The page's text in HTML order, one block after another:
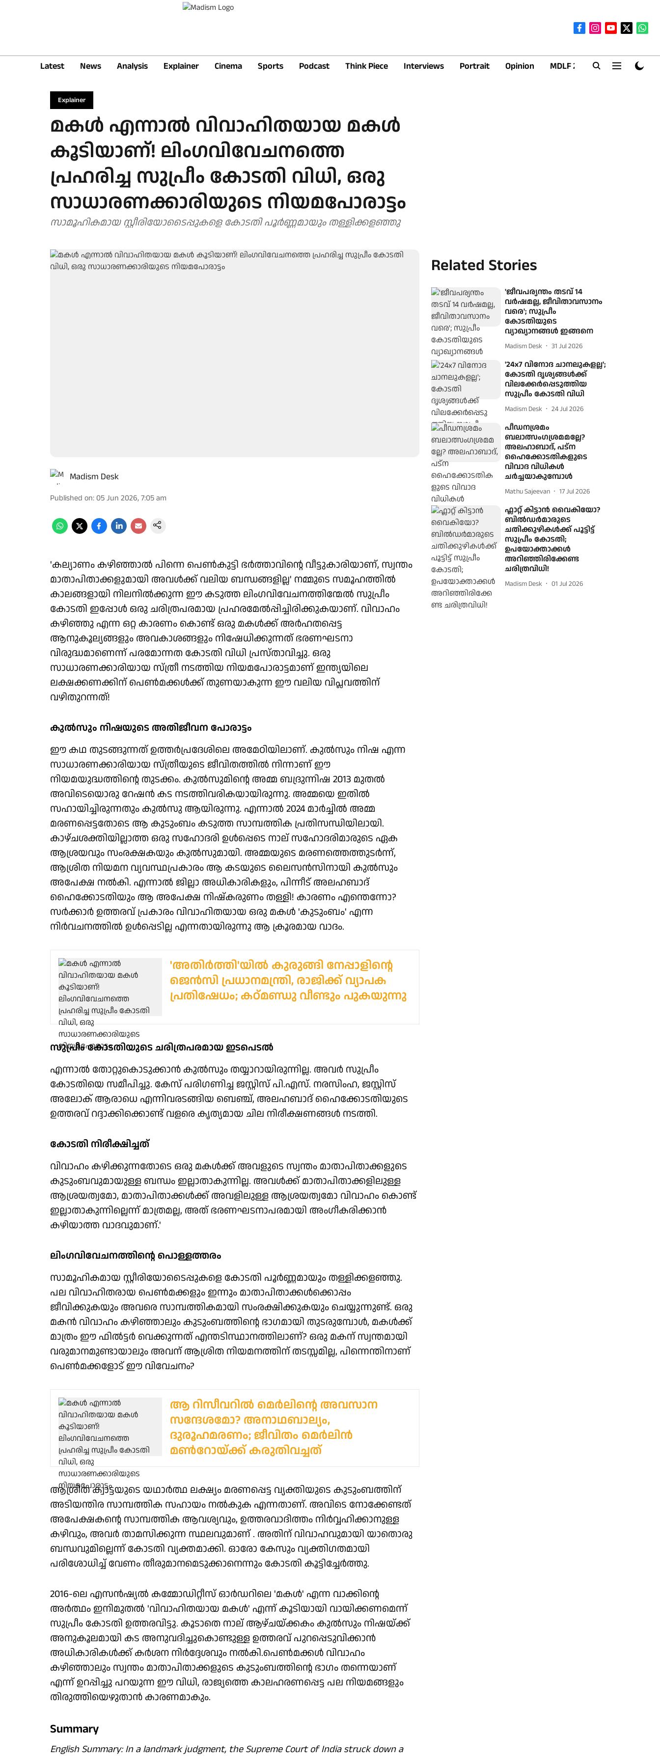
Latest News Analysis Explainer Cinema Sports Podcast Think Piece Interviews Portrait Opinion MDLF 2026
Explainer
മകള്‍ എന്നാല്‍ വിവാഹിതയായ മകള്‍
കൂടിയാണ്! ലിംഗവിവേചനത്തെ
പ്രഹരിച്ച സുപ്രീം കോടതി വിധി, ഒരു
സാധാരണക്കാരിയുടെ നിയമപോരാട്ടം
സാമൂഹികമായ സ്റ്റീരിയോടൈപ്പുകളെ കോടതി പൂര്‍ണ്ണമായും തള്ളിക്കളഞ്ഞു
Madism Desk
Published on: 05 Jun 2026, 7:05 am
'കല്യാണം കഴിഞ്ഞാല്‍ പിന്നെ പെണ്‍കുട്ടി ഭര്‍ത്താവിന്റെ വീട്ടുകാരിയാണ്, സ്വന്തം
മാതാപിതാക്കളുമായി അവള്‍ക്ക് വലിയ ബന്ധങ്ങളില്ല' നമ്മുടെ സമൂഹത്തില്‍
കാലങ്ങളായി നിലനില്‍ക്കുന്ന ഈ കടുത്ത ലിംഗവിവേചനത്തിന്മേല്‍ സുപ്രീം
കോടതി ഇപ്പോള്‍ ഒരു ചരിത്രപരമായ പ്രഹരമേല്‍പ്പിച്ചിരിക്കുകയാണ്. വിവാഹം
കഴിഞ്ഞു എന്ന ഒറ്റ കാരണം കൊണ്ട് ഒരു മകള്‍ക്ക് അര്‍ഹതപ്പെട്ട
ആനുകൂല്യങ്ങളും അവകാശങ്ങളും നിഷേധിക്കുന്നത് ഭരണഘടനാ
വിരുദ്ധമാണെന്ന് പരമോന്നത കോടതി വിധി പ്രസ്താവിച്ചു. ഒരു
സാധാരണക്കാരിയായ സ്ത്രീ നടത്തിയ നിയമപോരാട്ടമാണ് ഇന്ത്യയിലെ
ലക്ഷക്കണക്കിന് പെണ്‍മക്കള്‍ക്ക് തുണയാകുന്ന ഈ വലിയ വിപ്ലവത്തിന്
വഴിതുറന്നത്!
കുല്‍സും നിഷയുടെ അതിജീവന പോരാട്ടം
ഈ കഥ തുടങ്ങുന്നത് ഉത്തര്‍പ്രദേശിലെ അമേഠിയിലാണ്. കുല്‍സും നിഷ എന്ന
സാധാരണക്കാരിയായ സ്ത്രീയുടെ ജീവിതത്തില്‍ നിന്നാണ് ഈ
നിയമയുദ്ധത്തിന്റെ തുടക്കം. കുല്‍സുമിന്റെ അമ്മ ബദ്രുന്നിഷ 2013 മുതല്‍
അവിടെയൊരു റേഷന്‍ കട നടത്തിവരികയായിരുന്നു. അമ്മയെ ഇതില്‍
സഹായിച്ചിരുന്നതും കുല്‍സു ആയിരുന്നു. എന്നാല്‍ 2024 മാര്‍ച്ചില്‍ അമ്മ
മരണപ്പെട്ടതോടെ ആ കുടുംബം കടുത്ത സാമ്പത്തിക പ്രതിസന്ധിയിലായി.
കാഴ്ചശക്തിയില്ലാത്ത ഒരു സഹോദരി ഉള്‍പ്പെടെ നാല് സഹോദരിമാരുടെ ഏക
ആശ്രയവും സംരക്ഷകയും കുല്‍സുമായി. അമ്മയുടെ മരണത്തെത്തുടര്‍ന്ന്,
ആശ്രിത നിയമന വ്യവസ്ഥപ്രകാരം ആ കടയുടെ ലൈസന്‍സിനായി കുല്‍സും
അപേക്ഷ നല്‍കി. എന്നാല്‍ ജില്ലാ അധികാരികളും, പിന്നീട് അലഹബാദ്
ഹൈക്കോടതിയും ആ അപേക്ഷ നിഷ്‌കരുണം തള്ളി! കാരണം എന്തെന്നോ?
സര്‍ക്കാര്‍ ഉത്തരവ് പ്രകാരം വിവാഹിതയായ ഒരു മകള്‍ 'കുടുംബം' എന്ന
നിര്‍വചനത്തില്‍ ഉള്‍പ്പെടില്ല എന്നതായിരുന്നു ആ ക്രൂരമായ വാദം.
'അതിർത്തി'യിൽ കുരുങ്ങി നേപ്പാളിന്റെ
ജെൻസി പ്രധാനമന്ത്രി, രാജിക്ക് വ്യാപക
പ്രതിഷേധം; കഠ്മണ്ഡു വീണ്ടും പുകയുന്നു
സുപ്രീം കോടതിയുടെ ചരിത്രപരമായ ഇടപെടല്‍
എന്നാല്‍ തോറ്റുകൊടുക്കാന്‍ കുല്‍സും തയ്യാറായിരുന്നില്ല. അവര്‍ സുപ്രീം
കോടതിയെ സമീപിച്ചു. കേസ് പരിഗണിച്ച ജസ്റ്റിസ് പി.എസ്. നരസിംഹ, ജസ്റ്റിസ്
അലോക് ആരാധെ എന്നിവരടങ്ങിയ ബെഞ്ച്, അലഹബാദ് ഹൈക്കോടതിയുടെ
ഉത്തരവ് റദ്ദാക്കിക്കൊണ്ട് വളരെ കൃത്യമായ ചില നിരീക്ഷണങ്ങള്‍ നടത്തി.
കോടതി നിരീക്ഷിച്ചത്
വിവാഹം കഴിക്കുന്നതോടെ ഒരു മകള്‍ക്ക് അവളുടെ സ്വന്തം മാതാപിതാക്കളുടെ
കുടുംബവുമായുള്ള ബന്ധം ഇല്ലാതാകുന്നില്ല. അവള്‍ക്ക് മാതാപിതാക്കളിലുള്ള
ആശ്രയത്വമോ, മാതാപിതാക്കള്‍ക്ക് അവളിലുള്ള ആശ്രയത്വമോ വിവാഹം കൊണ്ട്
ഇല്ലാതാകുന്നില്ലെന്ന് മാത്രമല്ല, അത് ഭരണഘടനാപരമായി അംഗീകരിക്കാന്‍
കഴിയാത്ത വാദവുമാണ്.'
ലിംഗവിവേചനത്തിന്റെ പൊള്ളത്തരം
സാമൂഹികമായ സ്റ്റീരിയോടൈപ്പുകളെ കോടതി പൂര്‍ണ്ണമായും തള്ളിക്കളഞ്ഞു.
പല വിവാഹിതരായ പെണ്‍മക്കളും ഇന്നും മാതാപിതാക്കള്‍ക്കൊപ്പം
ജീവിക്കുകയും അവരെ സാമ്പത്തികമായി സംരക്ഷിക്കുകയും ചെയ്യുന്നുണ്ട്. ഒരു
മകന്‍ വിവാഹം കഴിഞ്ഞാലും കുടുംബത്തിന്റെ ഭാഗമായി തുടരുമ്പോള്‍, മകള്‍ക്ക്
മാത്രം ഈ ഫില്‍ട്ടര്‍ വെക്കുന്നത് എന്തടിസ്ഥാനത്തിലാണ്? ഒരു മകന് സ്വന്തമായി
വരുമാനമുണ്ടായാലും അവന് ആശ്രിത നിയമനത്തിന് തടസ്സമില്ല, പിന്നെന്തിനാണ്
പെണ്‍മക്കളോട് ഈ വിവേചനം?
ആ റിസീവറിൽ മെർലിന്റെ അവസാന
സന്ദേശമോ? അനാഥബാല്യം,
ദുരൂഹമരണം; ജീവിതം മെർലിൻ
മൺറോയ്ക്ക് കരുതിവച്ചത്
ആശ്രിത ക്വാട്ടയുടെ യഥാര്‍ത്ഥ ലക്ഷ്യം മരണപ്പെട്ട വ്യക്തിയുടെ കുടുംബത്തിന്
അടിയന്തിര സാമ്പത്തിക സഹായം നല്‍കുക എന്നതാണ്. അവിടെ നോക്കേണ്ടത്
അപേക്ഷകന്റെ സാമ്പത്തിക ആവശ്യവും, ഉത്തരവാദിത്തം നിര്‍വ്വഹിക്കാനുള്ള
കഴിവും, അവര്‍ താമസിക്കുന്ന സ്ഥലവുമാണ് . അതിന് വിവാഹവുമായി യാതൊരു
ബന്ധവുമില്ലെന്ന് കോടതി വ്യക്തമാക്കി. ഓരോ കേസും വ്യക്തിഗതമായി
പരിശോധിച്ച് വേണം തീരുമാനമെടുക്കാനെന്നും കോടതി കൂട്ടിച്ചേര്‍ത്തു.
2016-ലെ എസന്‍ഷ്യല്‍ കമ്മോഡിറ്റീസ് ഓര്‍ഡറിലെ 'മകള്‍' എന്ന വാക്കിന്റെ
അര്‍ത്ഥം ഇനിമുതല്‍ 'വിവാഹിതയായ മകള്‍' എന്ന് കൂടിയായി വായിക്കണമെന്ന്
സുപ്രീം കോടതി ഉത്തരവിട്ടു. കൂടാതെ നാല് ആഴ്ചയ്ക്കകം കുല്‍സും നിഷയ്ക്ക്
അനുകൂലമായി കട അനുവദിച്ചുകൊണ്ടുള്ള ഉത്തരവ് പുറപ്പെടുവിക്കാന്‍
അധികാരികള്‍ക്ക് കര്‍ശന നിര്‍ദ്ദേശവും നല്‍കി.പെണ്‍മക്കള്‍ വിവാഹം
കഴിഞ്ഞാലും സ്വന്തം മാതാപിതാക്കളുടെ കുടുംബത്തിന്റെ ഭാഗം തന്നെയാണ്
എന്ന് ഉറപ്പിച്ചു പറയുന്ന ഈ വിധി, രാജ്യത്തെ കാലഹരണപ്പെട്ട പല നിയമങ്ങളും
തിരുത്തിയെഴുതാന്‍ കാരണമാകും.
Summary
English Summary: In a landmark judgment, the Supreme Court of India struck down a
Related Stories
'ജീവപര്യന്തം തടവ് 14
വർഷമല്ല, ജീവിതാവസാനം
വരെ'; സുപ്രീം
കോടതിയുടെ
വ്യാഖ്യാനങ്ങൾ ഇങ്ങനെ
Madism Desk 31 Jul 2026
'24x7 വിനോദ ചാനലുകളല്ല';
കോടതി ദൃശ്യങ്ങൾക്ക്
വിലക്കേർപ്പെടുത്തിയ
സുപ്രീം കോടതി വിധി
Madism Desk 24 Jul 2026
പീഡനശ്രമം
ബലാത്സംഗശ്രമമല്ലേ?
അലഹാബാദ്, പട്‌ന
ഹൈക്കോടതികളുടെ
വിവാദ വിധികള്‍
ചര്‍ച്ചയാകുമ്പോള്‍
Mathu Sajeevan 17 Jul 2026
ഫ്ലാറ്റ് കിട്ടാന്‍ വൈകിയോ?
ബില്‍ഡര്‍മാരുടെ
ചതിക്കുഴികള്‍ക്ക് പൂട്ടിട്ട്
സുപ്രീം കോടതി;
ഉപയോക്താക്കള്‍
അറിഞ്ഞിരിക്കേണ്ട
ചരിത്രവിധി!
Madism Desk 01 Jul 2026